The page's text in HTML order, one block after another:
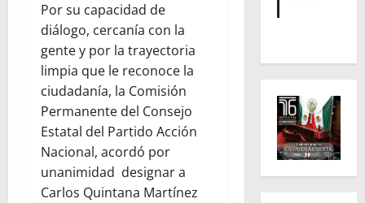
Por su capacidad de
diálogo, cercanía con la
gente y por la trayectoria
limpia que le reconoce la
ciudadanía, la Comisión
Permanente del Consejo
Estatal del Partido Acción
Nacional, acordó por
unanimidad designar a
Carlos Quintana Martínez